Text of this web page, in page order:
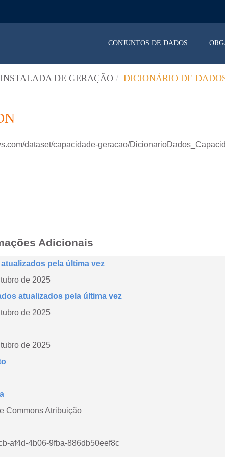
CONJUNTOS DE DADOS
DE GERAÇÃO DICIONÁRIO DE
dataset/capacidade-geracao/
Adicionais
atualizados pela última vez
de 2025
atualizados pela última vez
de 2025
de 2025
Commons Atribuição
af4d-4b06-9fba-886db50eef8c